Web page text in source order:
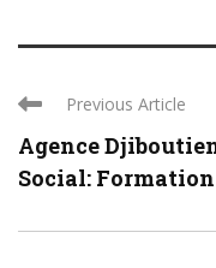
Previous Article
Agence
Social: Formation